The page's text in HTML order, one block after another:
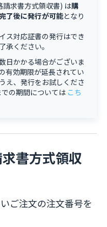
請求書方式領収書) は購
了後に発行が可能となり
ス対応証書の発行はでき
承ください。
日かかる場合がございま
有効期限が延長されてい
え、発行をお試しくださ
の期間については こち
書方式領収
ご注文の注文番号を